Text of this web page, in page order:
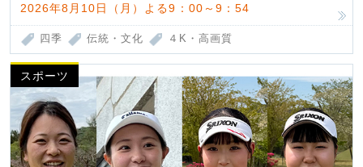
2026年8月10日（月）よる9：00～9：54
四季 伝統・文化 ４K・高画質
スポーツ